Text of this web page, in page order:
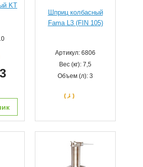
KT
Шприц колбасный
Fama L3 (FIN 105)
Артикул: 6806
Вес (кг): 7,5
Объем (л): 3